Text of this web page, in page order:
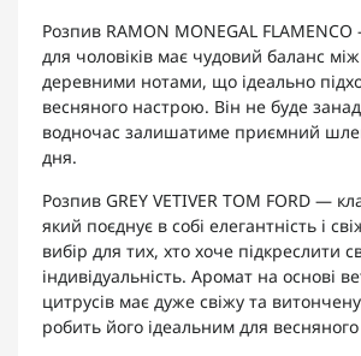
Розпив RAMON MONEGAL FLAMENCO
для чоловіків має чудовий баланс
деревними нотами, що ідеально
весняного настрою. Він не буде
водночас залишатиме приємний
дня.
Розпив GREY VETIVER TOM FORD —
який поєднує в собі елегантність і
вибір для тих, хто хоче підкреслити
індивідуальність. Аромат на основі
цитрусів має дуже свіжу та
робить його ідеальним для весняного